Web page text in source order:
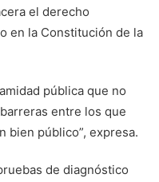
el derecho
en la Constitución de la
pública que no
entre los que
bien público”, expresa.
de diagnóstico